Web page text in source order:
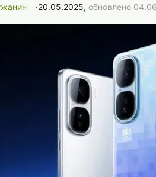
∙20.05.2025, обновлено